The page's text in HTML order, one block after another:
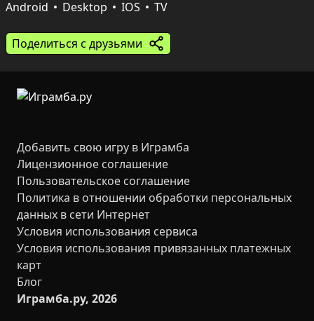
стратегического мышления: нужно прицеливаться,
рассчитывать силу и угол броска, планировать
есть Бомбочка для удаления лишних фруктов, а
десять видов экзотики и короткие сессии делают игру
Android Desktop IOS TV
Поделиться с друзьями
Добавить свою игру в Играмба
Лицензионное соглашение
Пользовательское соглашение
Политика в отношении обработки персональных
данных в сети Интернет
Условия использования сервиса
Условия использования привязанных платежных
карт
Блог
Играмба.ру, 2026